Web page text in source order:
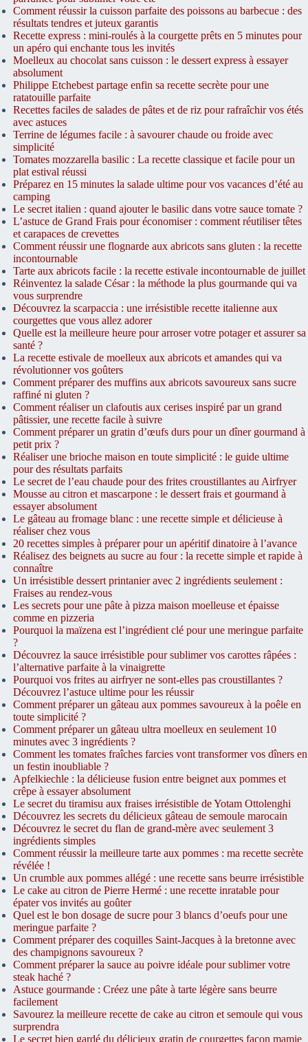
Comment réussir la cuisson parfaite des poissons au barbecue : des
résultats tendres et juteux garantis
Recette express : mini-roulés à la courgette prêts en 5 minutes pour
un apéro qui enchante tous les invités
Moelleux au chocolat sans cuisson : le dessert express à essayer
absolument
Philippe Etchebest partage enfin sa recette secrète pour une
ratatouille parfaite
Recettes faciles de salades de pâtes et de riz pour rafraîchir vos étés
avec astuces
Terrine de légumes facile : à savourer chaude ou froide avec
simplicité
Tomates mozzarella basilic : La recette classique et facile pour un
plat estival réussi
Préparez en 15 minutes la salade ultime pour vos vacances d’été au
camping
Le secret italien : quand ajouter le basilic dans votre sauce tomate ?
L’astuce de Grand Frais pour économiser : comment réutiliser têtes
et carapaces de crevettes
Comment réussir une flognarde aux abricots sans gluten : la recette
incontournable
Tarte aux abricots facile : la recette estivale incontournable de juillet
Réinventez la salade César : la méthode la plus gourmande qui va
vous surprendre
Découvrez la scarpaccia : une irrésistible recette italienne aux
courgettes que vous allez adorer
Quelle est la meilleure heure pour arroser votre potager et assurer sa
santé ?
La recette estivale de moelleux aux abricots et amandes qui va
révolutionner vos goûters
Comment préparer des muffins aux abricots savoureux sans sucre
raffiné ni gluten ?
Comment réaliser un clafoutis aux cerises inspiré par un grand
pâtissier, une recette facile à suivre
Comment préparer un gratin d’œufs durs pour un dîner gourmand à
petit prix ?
Réaliser une brioche maison en toute simplicité : le guide ultime
pour des résultats parfaits
Le secret de l’eau chaude pour des frites croustillantes au Airfryer
Mousse au citron et mascarpone : le dessert frais et gourmand à
essayer absolument
Le gâteau au fromage blanc : une recette simple et délicieuse à
réaliser chez vous
20 recettes simples à préparer pour un apéritif dinatoire à l’avance
Réalisez des beignets au sucre au four : la recette simple et rapide à
connaître
Un irrésistible dessert printanier avec 2 ingrédients seulement :
Fraises au rendez-vous
Les secrets pour une pâte à pizza maison moelleuse et épaisse
comme en pizzeria
Pourquoi la maïzena est l’ingrédient clé pour une meringue parfaite
?
Découvrez la sauce irrésistible pour sublimer vos carottes râpées :
l’alternative parfaite à la vinaigrette
Pourquoi vos frites au airfryer ne sont-elles pas croustillantes ?
Découvrez l’astuce ultime pour les réussir
Comment préparer un gâteau aux pommes savoureux à la poêle en
toute simplicité ?
Comment préparer un gâteau ultra moelleux en seulement 10
minutes avec 3 ingrédients ?
Comment les tomates fraîches farcies vont transformer vos dîners en
un festin inoubliable ?
Apfelkiechle : la délicieuse fusion entre beignet aux pommes et
crêpe à essayer absolument
Le secret du tiramisu aux fraises irrésistible de Yotam Ottolenghi
Découvrez les secrets du délicieux gâteau de semoule marocain
Découvrez le secret du flan de grand-mère avec seulement 3
ingrédients simples
Comment réussir la meilleure tarte aux pommes : ma recette secrète
révélée !
Un crumble aux pommes allégé : une recette sans beurre irrésistible
Le cake au citron de Pierre Hermé : une recette inratable pour
épater vos invités au goûter
Quel est le bon dosage de sucre pour 3 blancs d’oeufs pour une
meringue parfaite ?
Comment préparer des coquilles Saint-Jacques à la bretonne avec
des champignons savoureux ?
Comment préparer la sauce au poivre idéale pour sublimer votre
steak haché ?
Astuce gourmande : Créez une pâte à tarte légère sans beurre
facilement
Savourez la meilleure recette de cake au citron et semoule qui vous
surprendra
Le secret bien gardé du délicieux gratin de courgettes façon mamie